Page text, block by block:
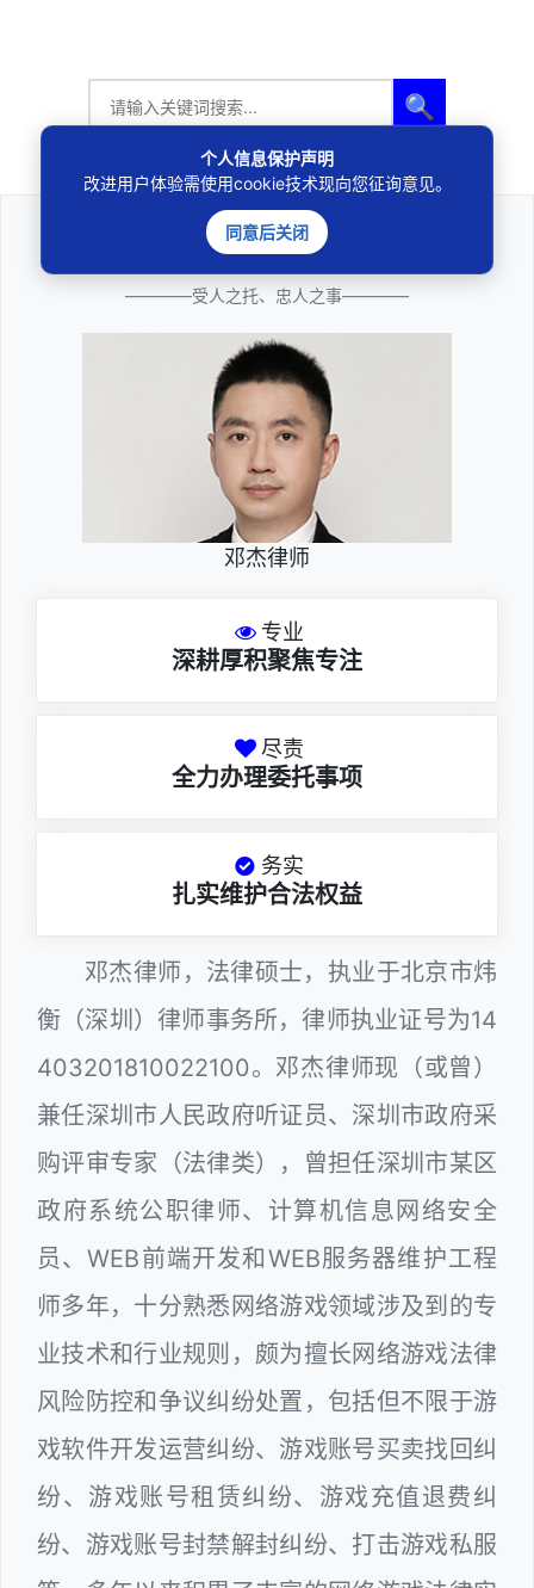
🔍
法律咨询
————受人之托、忠人之事————
邓杰律师
专业
深耕厚积聚焦专注
尽责
全力办理委托事项
务实
扎实维护合法权益
邓杰律师，法律硕士，执业于北京市炜
衡（深圳）律师事务所，律师执业证号为14
403201810022100。邓杰律师现（或曾）
兼任深圳市人民政府听证员、深圳市政府采
购评审专家（法律类），曾担任深圳市某区
政府系统公职律师、计算机信息网络安全
员、WEB前端开发和WEB服务器维护工程
师多年，十分熟悉网络游戏领域涉及到的专
业技术和行业规则，颇为擅长网络游戏法律
风险防控和争议纠纷处置，包括但不限于游
戏软件开发运营纠纷、游戏账号买卖找回纠
纷、游戏账号租赁纠纷、游戏充值退费纠
纷、游戏账号封禁解封纠纷、打击游戏私服
个人信息保护声明
改进用户体验需使用cookie技术现向您征询意见。
同意后关闭